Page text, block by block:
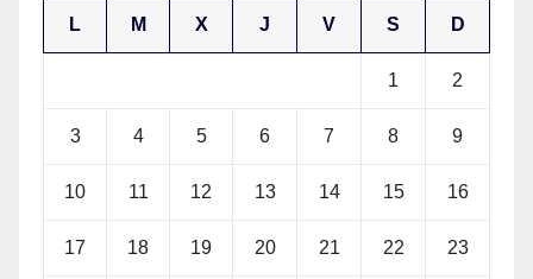
L M X J V S D
1 2
3 4 5 6 7 8 9
10 11 12 13 14 15 16
17 18 19 20 21 22 23